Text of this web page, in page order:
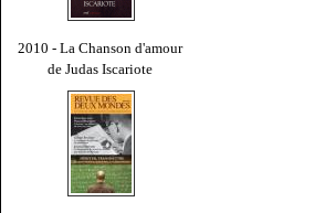
2010 - La Chanson d'amour
de Judas Iscariote